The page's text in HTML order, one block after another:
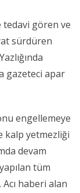
tedavi gören ve
sürdüren
gazeteci apar
engellemeye
kalp yetmezliği
devam
tüm
haberi alan